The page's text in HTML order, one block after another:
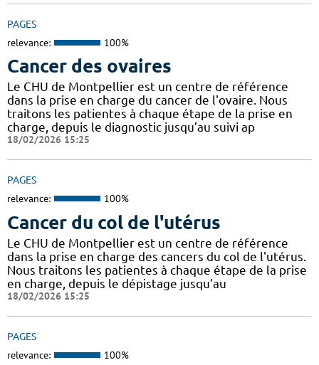
PAGES
relevance: 100%
Cancer des ovaires
Le CHU de Montpellier est un centre de référence
dans la prise en charge du cancer de l'ovaire. Nous
traitons les patientes à chaque étape de la prise en
charge, depuis le diagnostic jusqu’au suivi ap
18/02/2026 15:25
PAGES
relevance: 100%
Cancer du col de l'utérus
Le CHU de Montpellier est un centre de référence
dans la prise en charge des cancers du col de l'utérus.
Nous traitons les patientes à chaque étape de la prise
en charge, depuis le dépistage jusqu’au
18/02/2026 15:25
PAGES
relevance: 100%